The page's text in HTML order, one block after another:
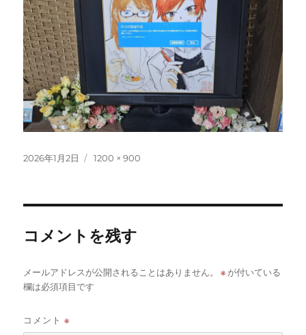
投
2026年1月2日
フ
1200 × 900
コメントを残す
メールアドレスが公開されることはありません。 ※ が付いている
欄は必須項目です
コメント※